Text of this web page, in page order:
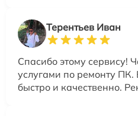
Терентьев Иван
Спасибо этому сервису!
услугами по ремонту ПК.
быстро и качественно.